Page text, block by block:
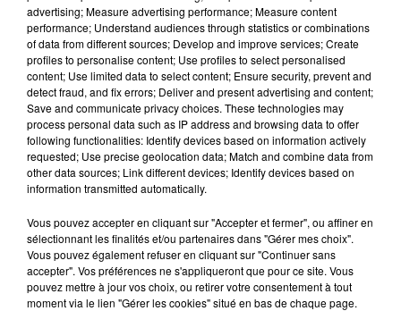
À LA UNE
advertising; Measure advertising performance; Measure content
performance; Understand audiences through statistics or combinations
of data from different sources; Develop and improve services; Create
profiles to personalise content; Use profiles to select personalised
content; Use limited data to select content; Ensure security, prevent and
detect fraud, and fix errors; Deliver and present advertising and content;
Save and communicate privacy choices. These technologies may
process personal data such as IP address and browsing data to offer
following functionalities: Identify devices based on information actively
requested; Use precise geolocation data; Match and combine data from
other data sources; Link different devices; Identify devices based on
information transmitted automatically.
Vous pouvez accepter en cliquant sur "Accepter et fermer", ou affiner en
sélectionnant les finalités et/ou partenaires dans "Gérer mes choix".
Vous pouvez également refuser en cliquant sur "Continuer sans
accepter". Vos préférences ne s'appliqueront que pour ce site. Vous
pouvez mettre à jour vos choix, ou retirer votre consentement à tout
moment via le lien "Gérer les cookies" situé en bas de chaque page.